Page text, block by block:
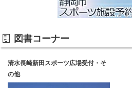
図書コーナー
清水長崎新田スポーツ広場受付・そ
の他